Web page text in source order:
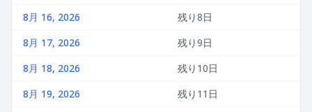
8月 16, 2026
残り8日
8月 17, 2026
残り9日
8月 18, 2026
残り10日
8月 19, 2026
残り11日